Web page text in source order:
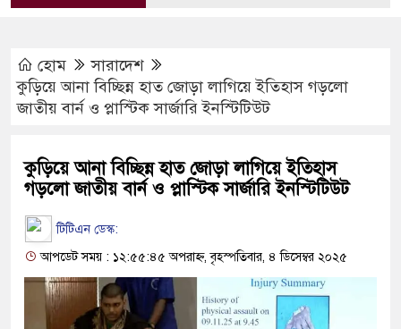
হোম
সারাদেশ
কুড়িয়ে আনা বিচ্ছিন্ন হাত জোড়া লাগিয়ে ইতিহাস গড়লো
জাতীয় বার্ন ও প্লাস্টিক সার্জারি ইনস্টিটিউট
কুড়িয়ে আনা বিচ্ছিন্ন হাত জোড়া লাগিয়ে ইতিহাস
গড়লো জাতীয় বার্ন ও প্লাস্টিক সার্জারি ইনস্টিটিউট
টিটিএন ডেস্ক:
আপডেট সময় : ১২:৫৫:৪৫ অপরাহ্ন, বৃহস্পতিবার, ৪ ডিসেম্বর ২০২৫